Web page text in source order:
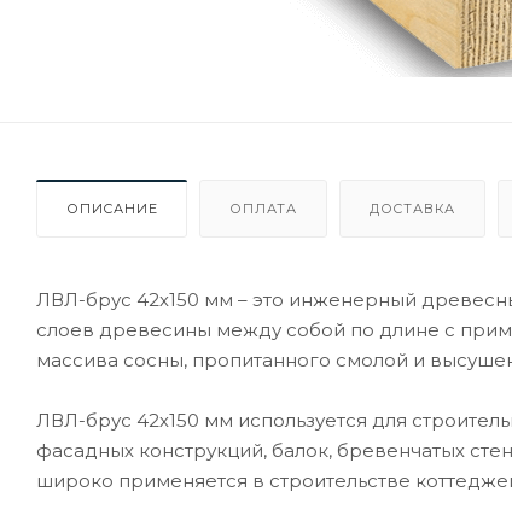
ОПИСАНИЕ ОПЛАТА ДОСТАВКА
ЛВЛ-брус 42х150 мм – это инженерный
слоев древесины между собой по длине с
массива сосны, пропитанного смолой и
ЛВЛ-брус 42х150 мм используется для
фасадных конструкций, балок, бревенчатых
широко применяется в строительстве